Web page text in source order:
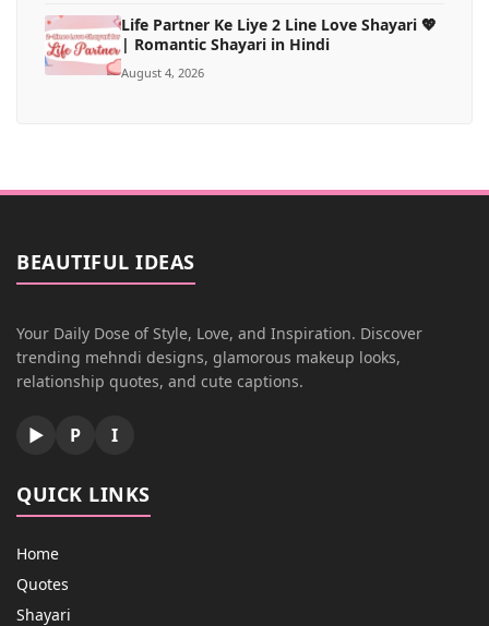
Life Partner Ke Liye 2 Line Love Shayari 💖
| Romantic Shayari in Hindi
August 4, 2026
BEAUTIFUL IDEAS
Your Daily Dose of Style, Love, and Inspiration. Discover
trending mehndi designs, glamorous makeup looks,
relationship quotes, and cute captions.
▶ P I
QUICK LINKS
Home
Quotes
Shayari